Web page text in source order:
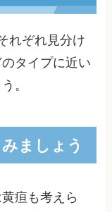
れぞれ見分け
タイプに近い
。
ましょう
疸も考えら